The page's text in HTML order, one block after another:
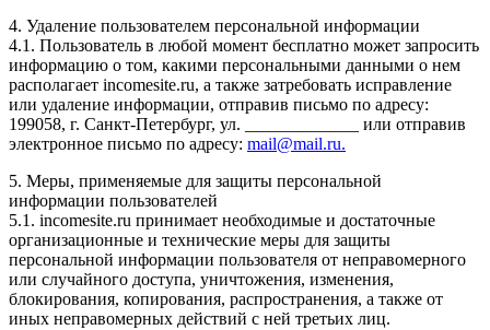
4. Удаление пользователем персональной информации
4.1. Пользователь в любой момент бесплатно может запросить
информацию о том, какими персональными данными о нем
располагает incomesite.ru, а также затребовать исправление
или удаление информации, отправив письмо по адресу:
199058, г. Санкт-Петербург, ул. _____________ или отправив
электронное письмо по адресу: mail@mail.ru.
5. Меры, применяемые для защиты персональной
информации пользователей
5.1. incomesite.ru принимает необходимые и достаточные
организационные и технические меры для защиты
персональной информации пользователя от неправомерного
или случайного доступа, уничтожения, изменения,
блокирования, копирования, распространения, а также от
иных неправомерных действий с ней третьих лиц.